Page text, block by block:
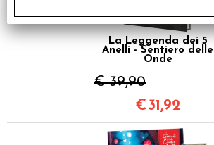
La Leggenda dei 5
Anelli - Sentiero delle
Onde
€ 39,90
€31,92